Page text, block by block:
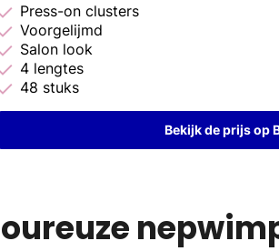
Press-on clusters
Voorgelijmd
Salon look
4 lengtes
48 stuks
Bekijk de prijs op